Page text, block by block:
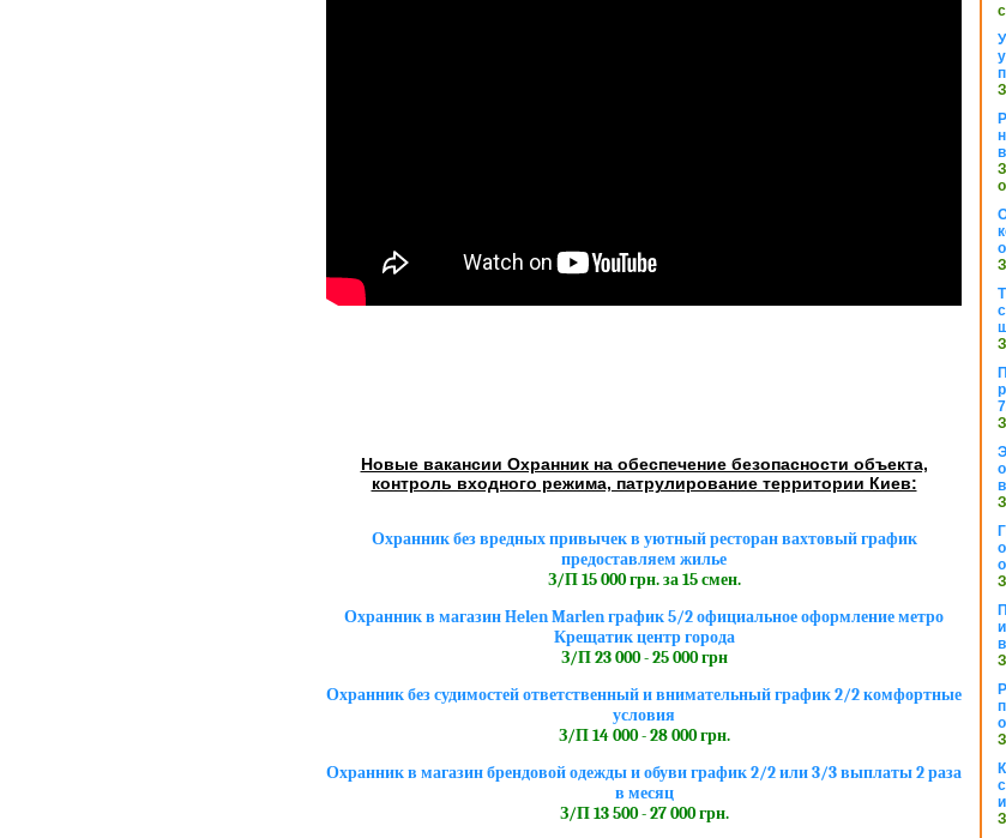
Новые вакансии Охранник на обеспечение безопасности объекта,
контроль входного режима, патрулирование территории Киев:
Охранник без вредных привычек в уютный ресторан вахтовый график
предоставляем жилье
З/П 15 000 грн. за 15 смен.
Охранник в магазин Helen Marlen график 5/2 официальное оформление метро
Крещатик центр города
З/П 23 000 - 25 000 грн
Охранник без судимостей ответственный и внимательный график 2/2 комфортные
условия
З/П 14 000 - 28 000 грн.
Охранник в магазин брендовой одежды и обуви график 2/2 или 3/3 выплаты 2 раза
в месяц
З/П 13 500 - 27 000 грн.